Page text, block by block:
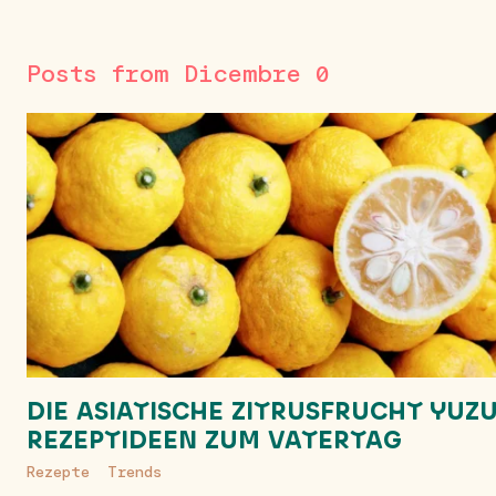
Posts from Dicembre 0
DIE ASIATISCHE ZITRUSFRUCHT
REZEPTIDEEN ZUM VATERTAG
Rezepte Trends